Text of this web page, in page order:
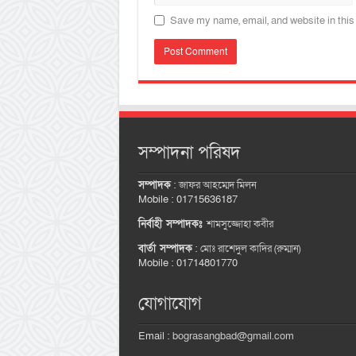
Save my name, email, and website in
সম্পাদনা পরিষদ
সম্পাদক:জাফর আহম্মেদ মিলন
Mobile : 01715636187
নির্বাহী সম্পাদকঃশামসুজ্জোহা কবীর
বার্তা সম্পাদক: মোঃ রাশেদুল কাদির (রুম্মান)
Mobile : 01714801770
যোগাযোগ
Email : bograsangbad@gmail.com